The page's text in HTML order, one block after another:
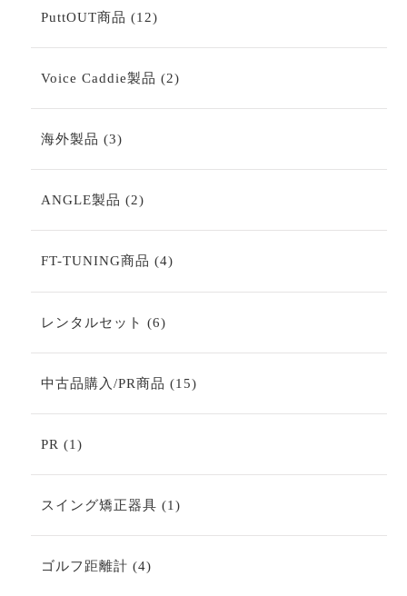
PuttOUT商品 1212
の
商
品
Voice Caddie製品 22
の
海外製品 33
の
商
品
ANGLE製品 22
の
商
品
FT-TUNING商品 44
の
レンタルセット 66
の
商
品
中古品購入/PR商品 1515
の
PR 11
の
商
品
スイング矯正器具 11
の
ゴルフ距離計 44